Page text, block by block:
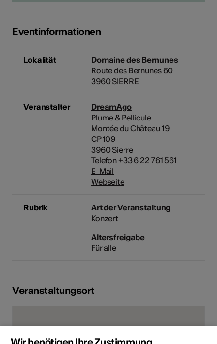
Eventinformationen
Lokalität
Domaine des Bernunes
Route des Bernunes 60
3960 SIERRE
Veranstalter
DreamAgo
Plume & Pellicule
Montée du Château 19
CP 109
3960 Sierre
Telefon +33 6 22 761 561
E-Mail
Webseite
Rubrik
Art der Veranstaltung
Konzert
Altersfreigabe
Für alle
Veranstaltungsort